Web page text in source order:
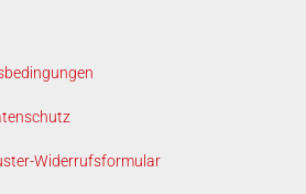
Widerrufsformular